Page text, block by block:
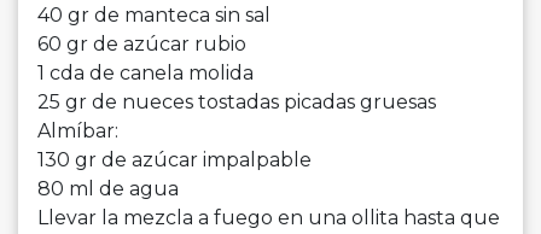
40 gr de manteca sin sal
60 gr de azúcar rubio
1 cda de canela molida
25 gr de nueces tostadas picadas gruesas
Almíbar:
130 gr de azúcar impalpable
80 ml de agua
Llevar la mezcla a fuego en una ollita hasta que